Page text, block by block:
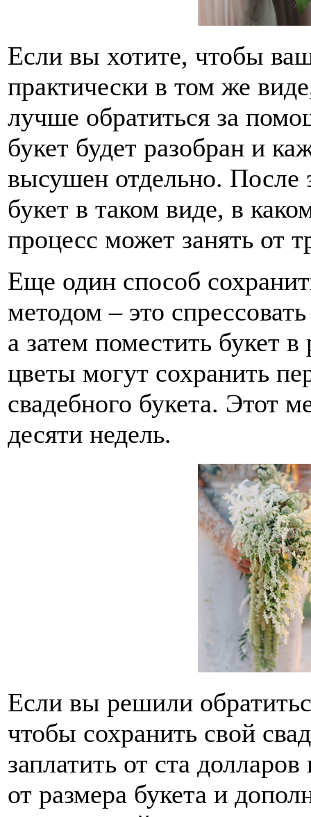
Если вы хотите, чтобы
практически в том же
лучше обратиться за
букет будет разобран и
высушен отдельно. После
букет в таком виде, в
процесс может занять от
Еще один способ
методом – это
а затем поместить букет
цветы могут сохранить
свадебного букета. Этот
десяти недель.
Если вы решили
чтобы сохранить свой
заплатить от ста
от размера букета и